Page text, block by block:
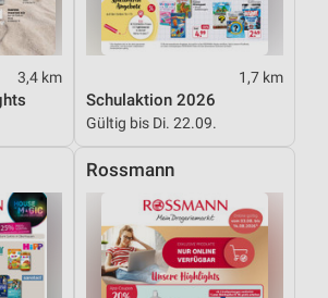
3,4 km 1,7 km
Schulaktion 2026
Gültig bis Di. 22.09.
Rossmann